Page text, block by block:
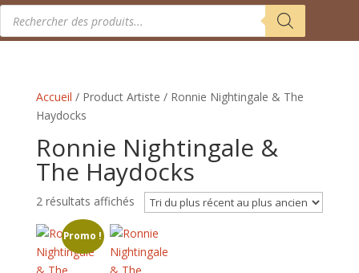
Recherche
produits
Accueil / Product Artiste / Ronnie Nightingale & The
Haydocks
Ronnie Nightingale &
The Haydocks
2 résultats affichésTrié
plus
récent
Promo !